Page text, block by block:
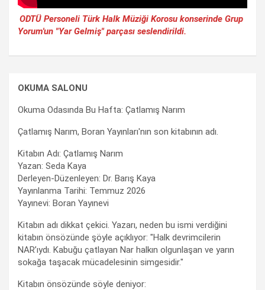
ODTÜ Personeli Türk Halk Müziği Korosu konserinde Grup
Yorum'un "Yar Gelmiş" parçası seslendirildi.
OKUMA SALONU
Okuma Odasında Bu Hafta: Çatlamış Narım
Çatlamış Narım, Boran Yayınları'nın son kitabının adı.
Kitabın Adı: Çatlamış Narım
Yazan: Seda Kaya
Derleyen-Düzenleyen: Dr. Barış Kaya
Yayınlanma Tarihi: Temmuz 2026
Yayınevi: Boran Yayınevi
Kitabın adı dikkat çekici. Yazarı, neden bu ismi verdiğini
kitabın önsözünde şöyle açıklıyor: "Halk devrimcilerin
NAR’ıydı. Kabuğu çatlayan Nar halkın olgunlaşan ve yarın
sokağa taşacak mücadelesinin simgesidir."
Kitabın önsözünde söyle deniyor: